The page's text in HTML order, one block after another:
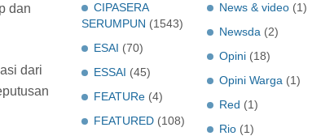
dan
dari
CIPASERA
SERUMPUN (1543)
ESAI (70)
ESSAI (45)
FEATURe (4)
FEATURED (108)
News & video (1)
Newsda (2)
Opini (18)
Opini Warga (1)
Red (1)
Rio (1)